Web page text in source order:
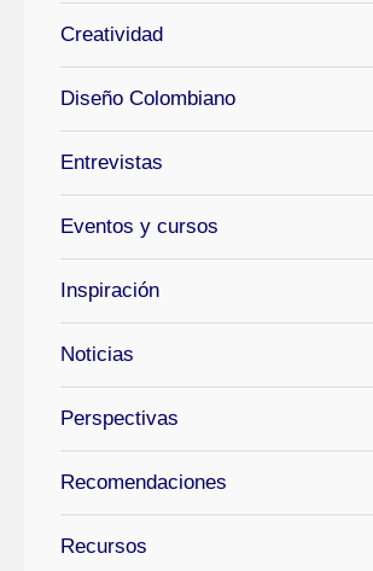
Creatividad
Diseño Colombiano
Entrevistas
Eventos y cursos
Inspiración
Noticias
Perspectivas
Recomendaciones
Recursos